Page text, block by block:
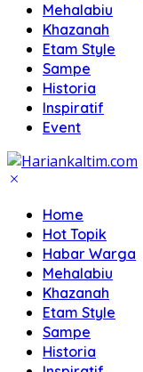
Mehalabiu
Khazanah
Etam Style
Sampe
Historia
Inspiratif
Event
Home
Hot Topik
Habar Warga
Mehalabiu
Khazanah
Etam Style
Sampe
Historia